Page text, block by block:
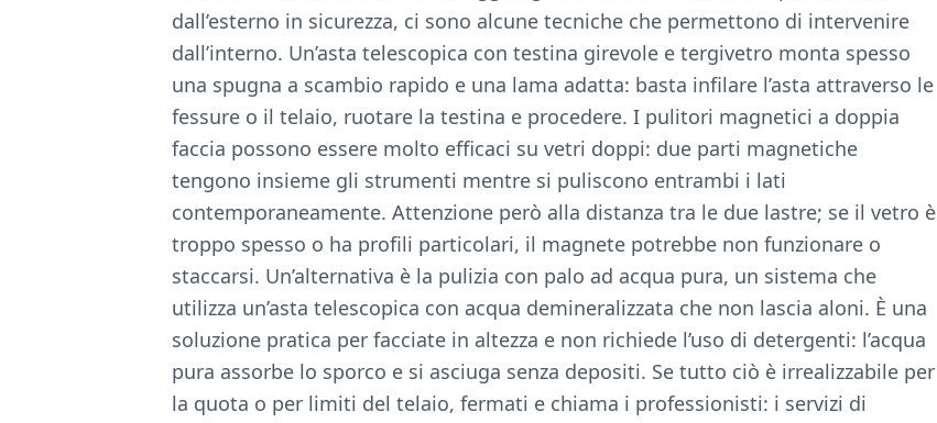
dall’esterno in sicurezza, ci sono alcune tecniche che permettono di intervenire
dall’interno. Un’asta telescopica con testina girevole e tergivetro monta spesso
una spugna a scambio rapido e una lama adatta: basta infilare l’asta attraverso le
fessure o il telaio, ruotare la testina e procedere. I pulitori magnetici a doppia
faccia possono essere molto efficaci su vetri doppi: due parti magnetiche
tengono insieme gli strumenti mentre si puliscono entrambi i lati
contemporaneamente. Attenzione però alla distanza tra le due lastre; se il vetro è
troppo spesso o ha profili particolari, il magnete potrebbe non funzionare o
staccarsi. Un’alternativa è la pulizia con palo ad acqua pura, un sistema che
utilizza un’asta telescopica con acqua demineralizzata che non lascia aloni. È una
soluzione pratica per facciate in altezza e non richiede l’uso di detergenti: l’acqua
pura assorbe lo sporco e si asciuga senza depositi. Se tutto ciò è irrealizzabile per
la quota o per limiti del telaio, fermati e chiama i professionisti: i servizi di